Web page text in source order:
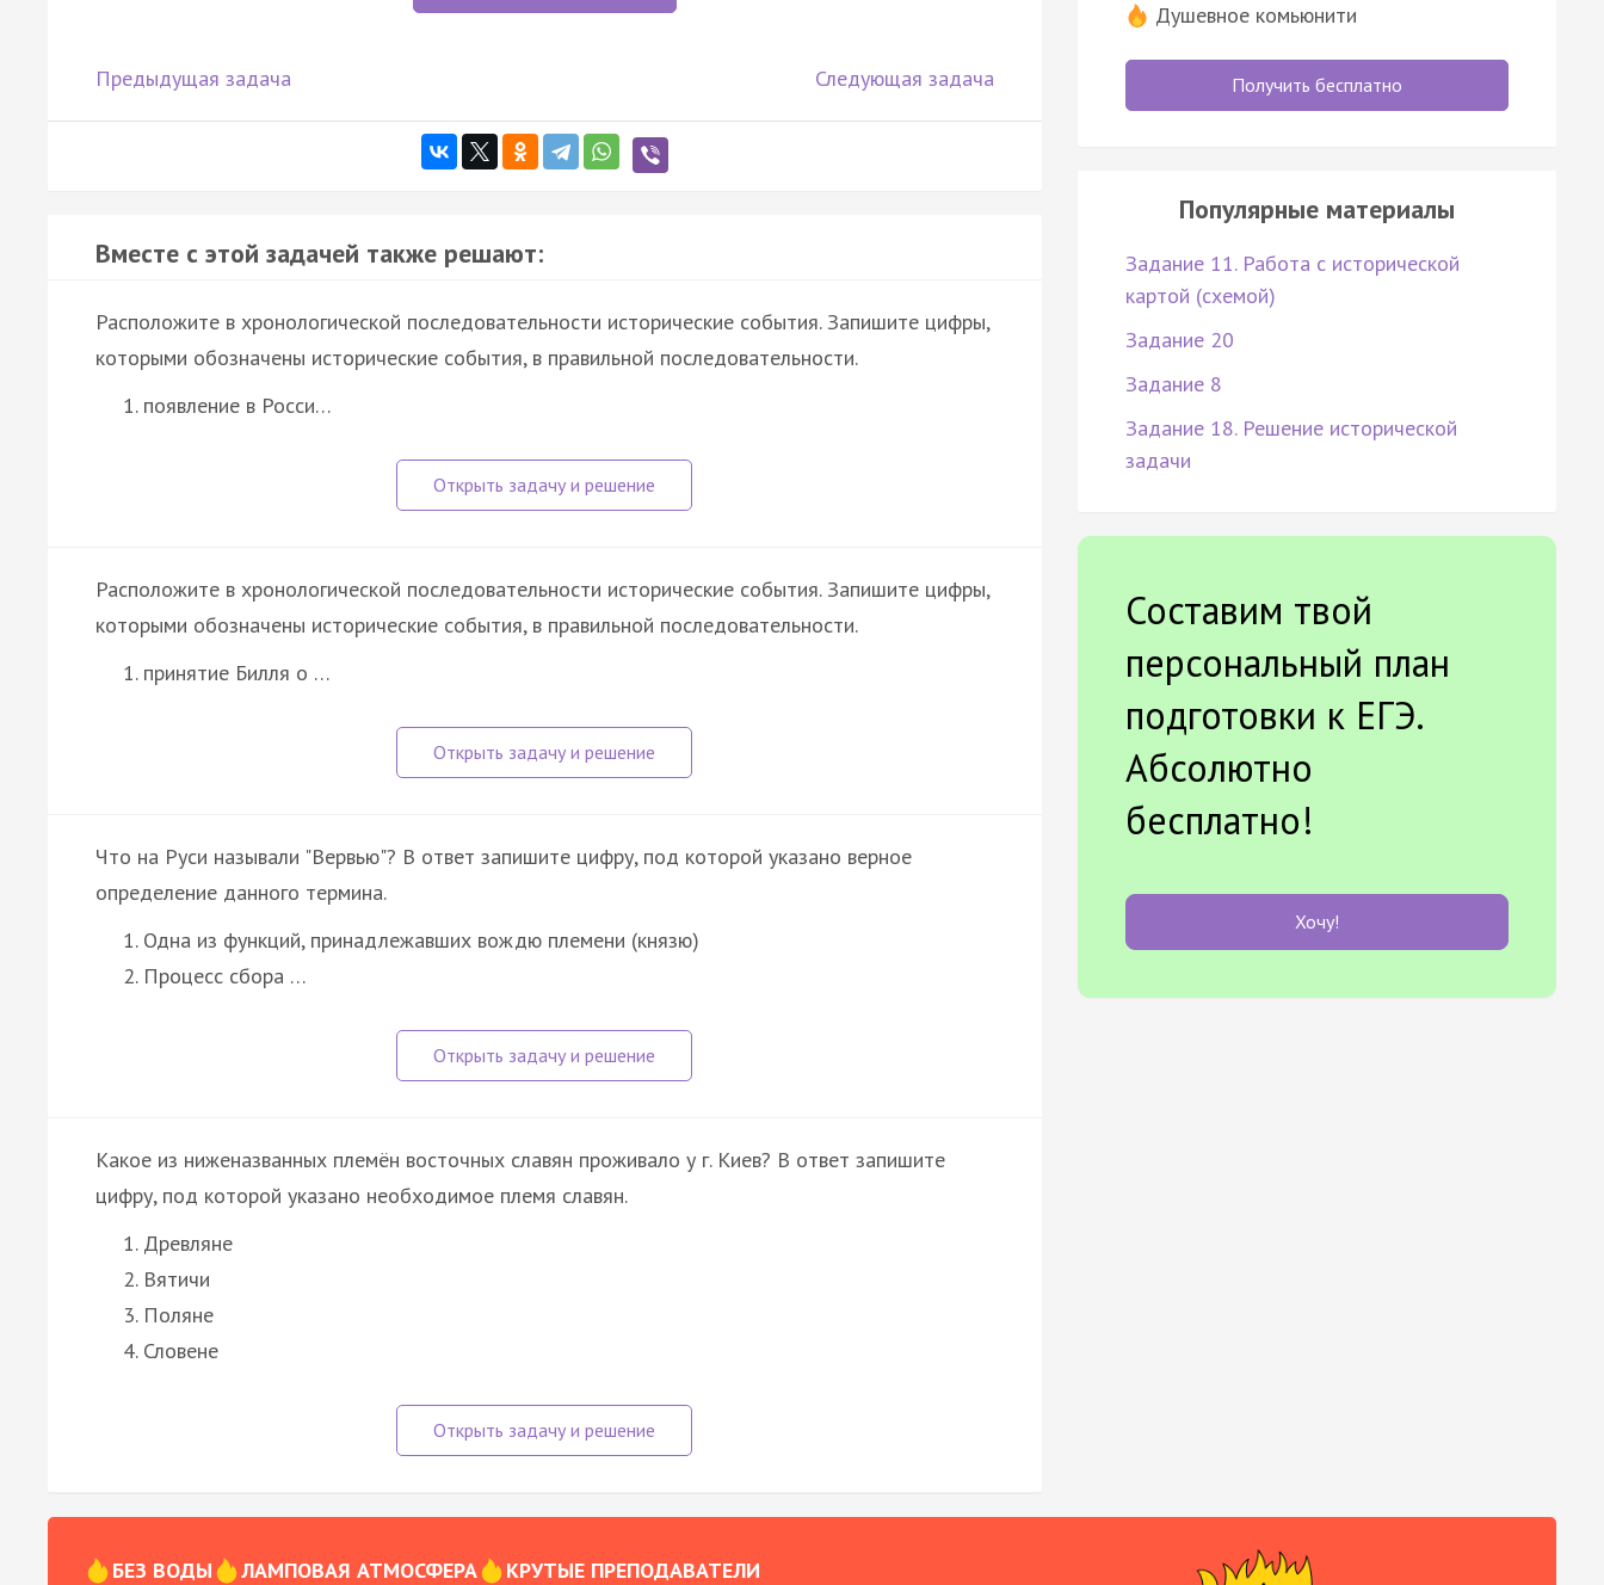
Предыдущая задача Следующая задача
Вместе с этой задачей также решают:
Расположите в хронологической последовательности исторические события. Запишите цифры,
которыми обозначены исторические события, в правильной последовательности.
появление в Росси…
Расположите в хронологической последовательности исторические события. Запишите цифры,
которыми обозначены исторические события, в правильной последовательности.
принятие Билля о …
Что на Руси называли "Вервью"? В ответ запишите цифру, под которой указано верное
определение данного термина.
Одна из функций, принадлежавших вождю племени (князю)
Процесс сбора …
Какое из ниженазванных племён восточных славян проживало у г. Киев? В ответ запишите
цифру, под которой указано необходимое племя славян.
Древляне
Вятичи
Поляне
Словене
Душевное комьюнити
Получить бесплатно
Популярные материалы
Задание 11. Работа с исторической
картой (схемой)
Задание 20
Задание 8
Задание 18. Решение исторической
задачи
Составим твой
персональный план
подготовки к ЕГЭ.
Абсолютно
бесплатно!
Хочу!
БЕЗ ВОДЫ ЛАМПОВАЯ АТМОСФЕРА КРУТЫЕ ПРЕПОДАВАТЕЛИ